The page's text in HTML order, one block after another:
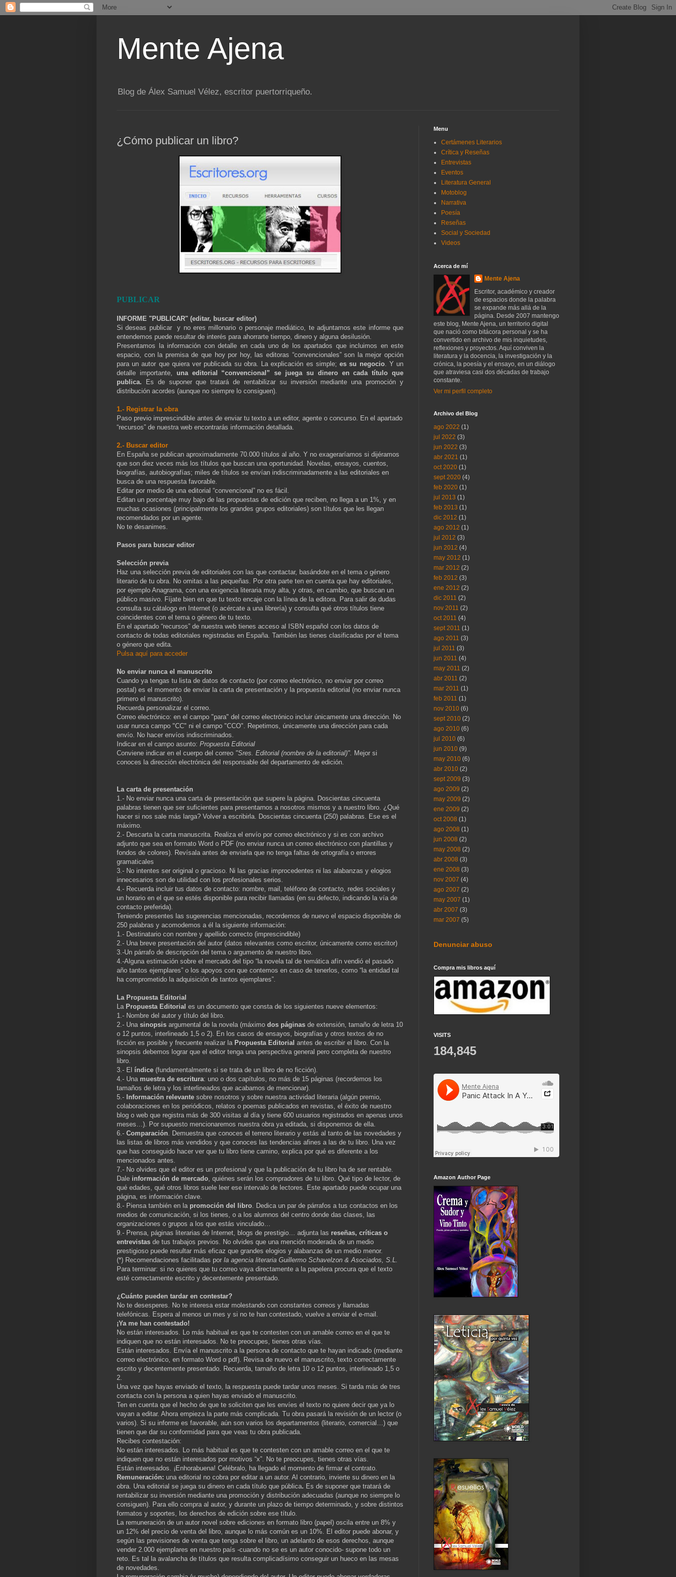
Mente Ajena
Blog de Álex Samuel Vélez, escritor puertorriqueño.
¿Cómo publicar un libro?
PUBLICAR
INFORME "PUBLICAR" (editar, buscar editor)
Si deseas publicar y no eres millonario o personaje mediático, te adjuntamos este informe que
entendemos puede resultar de interés para ahorrarte tiempo, dinero y alguna desilusión.
Presentamos la información con detalle en cada uno de los apartados que incluimos en este
espacio, con la premisa de que hoy por hoy, las editoras “convencionales” son la mejor opción
para un autor que quiera ver publicada su obra. La explicación es simple;es su negocio. Y un
detalle importante, una editorial “convencional” se juega su dinero en cada título que
publica.
Es de suponer que tratará de rentabilizar su inversión mediante una promoción y
distribución acordes (aunque no siempre lo consiguen).
1.- Registrar la obra
Paso previo imprescindible antes de enviar tu texto a un editor, agente o concurso. En el apartado
“recursos” de nuestra web encontrarás información detallada.
2.- Buscar editor
En España se publican aproximadamente 70.000 títulos al año. Y no exageraríamos si dijéramos
que son diez veces más los títulos que buscan una oportunidad. Novelas, ensayos, cuentos,
biografías, autobiografías; miles de títulos se envían indiscriminadamente a las editoriales en
busca de una respuesta favorable.
Editar por medio de una editorial “convencional” no es fácil.
Editan un porcentaje muy bajo de las propuestas de edición que reciben, no llega a un 1%, y en
muchas ocasiones (principalmente los grandes grupos editoriales) son títulos que les llegan
recomendados por un agente.
No te desanimes.
Pasos para buscar editor
Selección previa
Haz una selección previa de editoriales con las que contactar, basándote en el tema o género
literario de tu obra. No omitas a las pequeñas. Por otra parte ten en cuenta que hay editoriales,
por ejemplo Anagrama, con una exigencia literaria muy alta, y otras, en cambio, que buscan un
público masivo. Fíjate bien en que tu texto encaje con la línea de la editora. Para salir de dudas
consulta su cátalogo en Internet (o acércate a una librería) y consulta qué otros títulos tiene
coincidentes con el tema o género de tu texto.
En el apartado “recursos” de nuestra web tienes acceso al ISBN español con los datos de
contacto de todas editoriales registradas en España. También las tienes clasificadas por el tema
o género que edita.
Pulsa aquí para acceder
No enviar nunca el manuscrito
Cuando ya tengas tu lista de datos de contacto (por correo electrónico, no enviar por correo
postal) es el momento de enviar la carta de presentación y la propuesta editorial (no enviar nunca
primero el manuscrito).
Recuerda personalizar el correo.
Correo electrónico: en el campo "para" del correo electrónico incluir únicamente una dirección. No
usar nunca campo "CC" ni el campo "CCO". Repetimos, únicamente una dirección para cada
envío. No hacer envíos indiscriminados.
Indicar en el campo asunto: Propuesta Editorial
Conviene indicar en el cuerpo del correo "Sres. Editorial (nombre de la editorial)". Mejor si
conoces la dirección electrónica del responsable del departamento de edición.
La carta de presentación
1.- No enviar nunca una carta de presentación que supere la página. Doscientas cincuenta
palabras tienen que ser suficientes para presentarnos a nosotros mismos y a nuestro libro. ¿Qué
hacer si nos sale más larga? Volver a escribirla. Doscientas cincuenta (250) palabras. Ese es el
máximo.
2.- Descarta la carta manuscrita. Realiza el envío por correo electrónico y si es con archivo
adjunto que sea en formato Word o PDF (no enviar nunca un correo electrónico con plantillas y
fondos de colores). Revísala antes de enviarla que no tenga faltas de ortografía o errores
gramaticales
3.- No intentes ser original o gracioso. Ni las gracias improcedentes ni las alabanzas y elogios
innecesarios son de utilidad con los profesionales serios.
4.- Recuerda incluir tus datos de contacto: nombre, mail, teléfono de contacto, redes sociales y
un horario en el que se estés disponible para recibir llamadas (en su defecto, indicando la vía de
contacto preferida).
Teniendo presentes las sugerencias mencionadas, recordemos de nuevo el espacio disponible de
250 palabras y acomodemos a él la siguiente información:
1.- Destinatario con nombre y apellido correcto (imprescindible)
2.- Una breve presentación del autor (datos relevantes como escritor, únicamente como escritor)
3.-Un párrafo de descripción del tema o argumento de nuestro libro.
4.-Alguna estimación sobre el mercado del tipo “la novela tal de temática afín vendió el pasado
año tantos ejemplares” o los apoyos con que contemos en caso de tenerlos, como “la entidad tal
ha comprometido la adquisición de tantos ejemplares”.
La Propuesta Editorial
La Propuesta Editorial es un documento que consta de los siguientes nueve elementos:
1.- Nombre del autor y título del libro.
2.- Una sinopsis argumental de la novela (máximo dos páginas de extensión, tamaño de letra 10
o 12 puntos, interlineado 1,5 o 2). En los casos de ensayos, biografías y otros textos de no
ficción es posible y frecuente realizar la Propuesta Editorial antes de escribir el libro. Con la
sinopsis debemos lograr que el editor tenga una perspectiva general pero completa de nuestro
libro.
3.- El índice (fundamentalmente si se trata de un libro de no ficción).
4.- Una muestra de escritura: uno o dos capítulos, no más de 15 páginas (recordemos los
tamaños de letra y los interlineados que acabamos de mencionar).
5.- Información relevante sobre nosotros y sobre nuestra actividad literaria (algún premio,
colaboraciones en los periódicos, relatos o poemas publicados en revistas, el éxito de nuestro
blog o web que registra más de 300 visitas al día y tiene 600 usuarios registrados en apenas unos
meses…). Por supuesto mencionaremos nuestra obra ya editada, si disponemos de ella.
6.- Comparación. Demuestra que conoces el terreno literario y estás al tanto de las novedades y
las listas de libros más vendidos y que conoces las tendencias afines a las de tu libro. Una vez
que has conseguido hacer ver que tu libro tiene camino, explica por qué es diferente a los
mencionados antes.
7.- No olvides que el editor es un profesional y que la publicación de tu libro ha de ser rentable.
Dale información de mercado, quiénes serán los compradores de tu libro. Qué tipo de lector, de
qué edades, qué otros libros suele leer ese intervalo de lectores. Este apartado puede ocupar una
página, es información clave.
8.- Piensa también en la promoción del libro. Dedica un par de párrafos a tus contactos en los
medios de comunicación, si los tienes, o a los alumnos del centro donde das clases, las
organizaciones o grupos a los que estás vinculado…
9.- Prensa, páginas literarias de Internet, blogs de prestigio… adjunta las reseñas, críticas o
entrevistas de tus trabajos previos. No olvides que una mención moderada de un medio
prestigioso puede resultar más eficaz que grandes elogios y alabanzas de un medio menor.
(*) Recomendaciones facilitadas por la agencia literaria Guillermo Schavelzon & Asociados, S.L.
Para terminar: si no quieres que tu correo vaya directamente a la papelera procura que el texto
esté correctamente escrito y decentemente presentado.
¿Cuánto pueden tardar en contestar?
No te desesperes. No te interesa estar molestando con constantes correos y llamadas
telefónicas. Espera al menos un mes y si no te han contestado, vuelve a enviar el e-mail.
¡Ya me han contestado!
No están interesados. Lo más habitual es que te contesten con un amable correo en el que te
indiquen que no están interesados. No te preocupes, tienes otras vías.
Están interesados. Envía el manuscrito a la persona de contacto que te hayan indicado (mediante
correo electrónico, en formato Word o pdf). Revisa de nuevo el manuscrito, texto correctamente
escrito y decentemente presentado. Recuerda, tamaño de letra 10 o 12 puntos, interlineado 1,5 o
2.
Una vez que hayas enviado el texto, la respuesta puede tardar unos meses. Si tarda más de tres
contacta con la persona a quien hayas enviado el manuscrito.
Ten en cuenta que el hecho de que te soliciten que les envíes el texto no quiere decir que ya lo
vayan a editar. Ahora empieza la parte más complicada. Tu obra pasará la revisión de un lector (o
varios). Si su informe es favorable, aún son varios los departamentos (literario, comercial…) que
tienen que dar su conformidad para que veas tu obra publicada.
Recibes contestación:
No están interesados. Lo más habitual es que te contesten con un amable correo en el que te
indiquen que no están interesados por motivos “x”. No te preocupes, tienes otras vías.
Están interesados. ¡Enhorabuena! Celébralo, ha llegado el momento de firmar el contrato.
Remuneración: una editorial no cobra por editar a un autor. Al contrario, invierte su dinero en la
obra. Una editorial se juega su dinero en cada título que pública. Es de suponer que tratará de
rentabilizar su inversión mediante una promoción y distribución adecuadas (aunque no siempre lo
consiguen). Para ello compra al autor, y durante un plazo de tiempo determinado, y sobre distintos
formatos y soportes, los derechos de edición sobre ese título.
La remuneración de un autor novel sobre ediciones en formato libro (papel) oscila entre un 8% y
un 12% del precio de venta del libro, aunque lo más común es un 10%. El editor puede abonar, y
según las previsiones de venta que tenga sobre el libro, un adelanto de esos derechos, aunque
vender 2.000 ejemplares en nuestro país -cuando no se es un autor conocido- supone todo un
reto. Es tal la avalancha de títulos que resulta complicadísimo conseguir un hueco en las mesas
de novedades.
Menu
Certámenes Literarios
Crítica y Reseñas
Entrevistas
Eventos
Literatura General
Motoblog
Narrativa
Poesía
Reseñas
Social y Sociedad
Videos
Acerca de mí
Mente Ajena
Escritor, académico y creador
de espacios donde la palabra
se expande más allá de la
página. Desde 2007 mantengo
este blog, Mente Ajena, un territorio digital
que nació como bitácora personal y se ha
convertido en archivo de mis inquietudes,
reflexiones y proyectos. Aquí conviven la
literatura y la docencia, la investigación y la
crónica, la poesía y el ensayo, en un diálogo
que atraviesa casi dos décadas de trabajo
constante.
Ver mi perfil completo
Archivo del Blog
ago 2022 (1)
jul 2022 (3)
jun 2022 (3)
abr 2021 (1)
oct 2020 (1)
sept 2020 (4)
feb 2020 (1)
jul 2013 (1)
feb 2013 (1)
dic 2012 (1)
ago 2012 (1)
jul 2012 (3)
jun 2012 (4)
may 2012 (1)
mar 2012 (2)
feb 2012 (3)
ene 2012 (2)
dic 2011 (2)
nov 2011 (2)
oct 2011 (4)
sept 2011 (1)
ago 2011 (3)
jul 2011 (3)
jun 2011 (4)
may 2011 (2)
abr 2011 (2)
mar 2011 (1)
feb 2011 (1)
nov 2010 (6)
sept 2010 (2)
ago 2010 (6)
jul 2010 (6)
jun 2010 (9)
may 2010 (6)
abr 2010 (2)
sept 2009 (3)
ago 2009 (2)
may 2009 (2)
ene 2009 (2)
oct 2008 (1)
ago 2008 (1)
jun 2008 (2)
may 2008 (2)
abr 2008 (3)
ene 2008 (3)
nov 2007 (4)
ago 2007 (2)
may 2007 (1)
abr 2007 (3)
mar 2007 (5)
Denunciar abuso
Compra mis libros aquí
VISITS
184,845
Amazon Author Page